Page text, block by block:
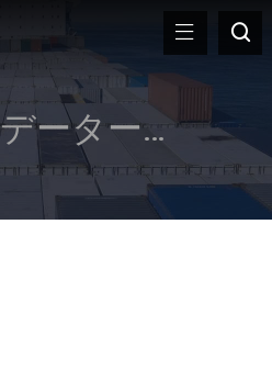
ビルバリデータークリーニングキット